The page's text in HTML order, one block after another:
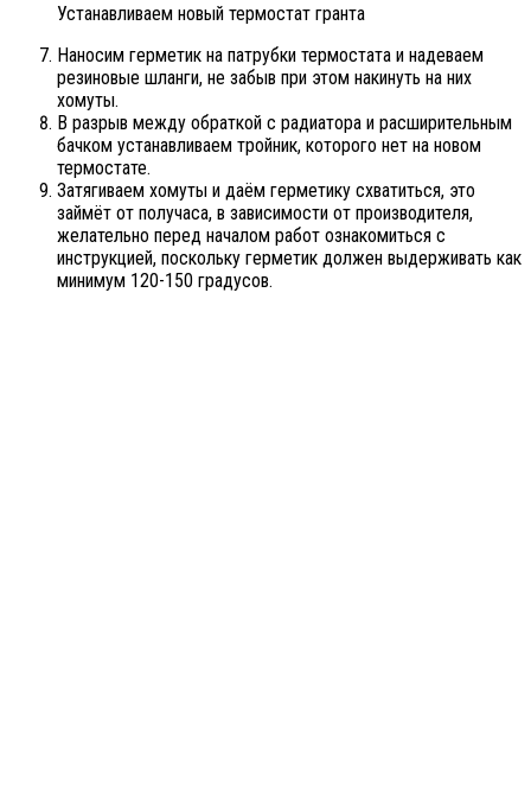
Устанавливаем новый термостат гранта
Наносим герметик на патрубки термостата и надеваем
резиновые шланги, не забыв при этом накинуть на них
хомуты.
В разрыв между обраткой с радиатора и расширительным
бачком устанавливаем тройник, которого нет на новом
термостате.
Затягиваем хомуты и даём герметику схватиться, это
займёт от получаса, в зависимости от производителя,
желательно перед началом работ ознакомиться с
инструкцией, поскольку герметик должен выдерживать как
минимум 120-150 градусов.